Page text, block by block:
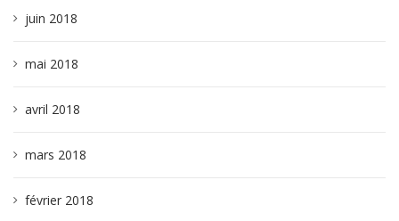
juin 2018
mai 2018
avril 2018
mars 2018
février 2018